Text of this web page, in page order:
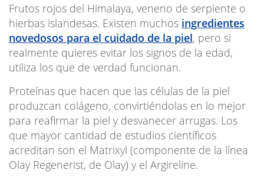
Frutos rojos del Himalaya, veneno de serpiente o
hierbas islandesas. Existen muchos ingredientes
novedosos para el cuidado de la piel, pero si
realmente quieres evitar los signos de la edad,
utiliza los que de verdad funcionan.
Proteínas que hacen que las células de la piel
produzcan colágeno, convirtiéndolas en lo mejor
para reafirmar la piel y desvanecer arrugas. Los
que mayor cantidad de estudios científicos
acreditan son el Matrixyl (componente de la línea
Olay Regenerist, de Olay) y el Argireline.